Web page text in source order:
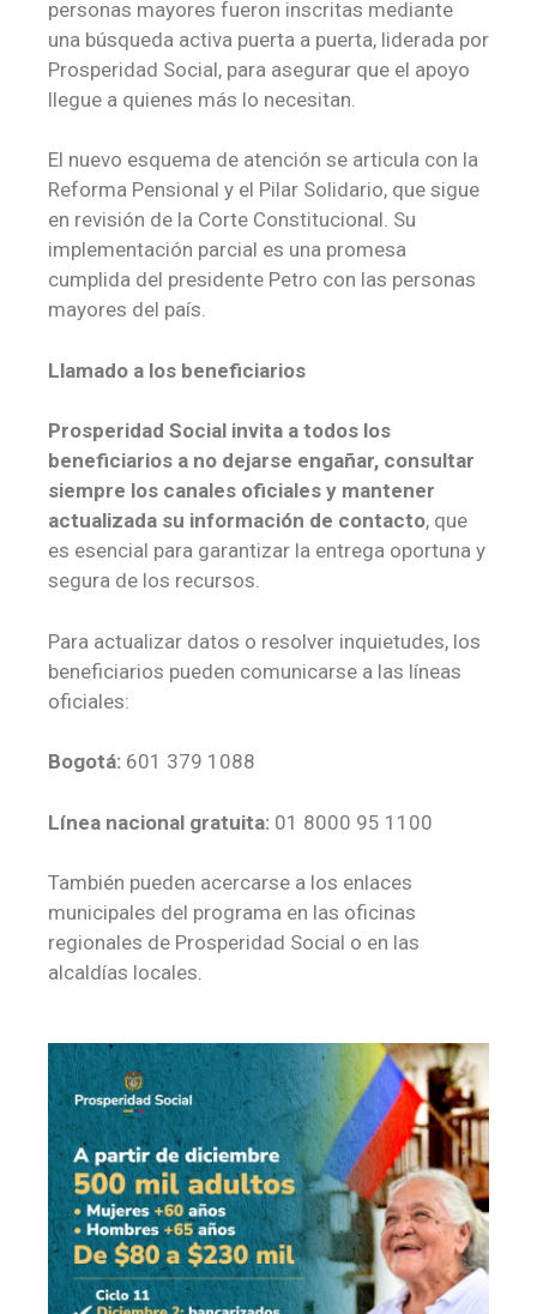
personas mayores fueron inscritas mediante
una búsqueda activa puerta a puerta, liderada por
Prosperidad Social, para asegurar que el apoyo
llegue a quienes más lo necesitan.
El nuevo esquema de atención se articula con la
Reforma Pensional y el Pilar Solidario, que sigue
en revisión de la Corte Constitucional. Su
implementación parcial es una promesa
cumplida del presidente Petro con las personas
mayores del país.
Llamado a los beneficiarios
Prosperidad Social invita a todos los
beneficiarios a no dejarse engañar, consultar
siempre los canales oficiales y mantener
actualizada su información de contacto, que
es esencial para garantizar la entrega oportuna y
segura de los recursos.
Para actualizar datos o resolver inquietudes, los
beneficiarios pueden comunicarse a las líneas
oficiales:
Bogotá: 601 379 1088
Línea nacional gratuita: 01 8000 95 1100
También pueden acercarse a los enlaces
municipales del programa en las oficinas
regionales de Prosperidad Social o en las
alcaldías locales.